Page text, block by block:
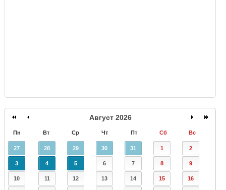
Август 2026
Пн Вт Ср Чт Пт Сб Вс
27 28 29 30 31 1 2
3 4 5 6 7 8 9
10 11 12 13 14 15 16